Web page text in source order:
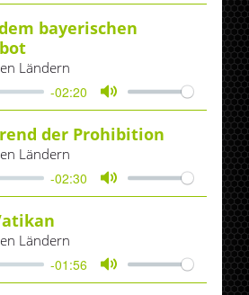
bayerischen
Ländern
-02:20
Mute
der Prohibition
Ländern
-02:30
Mute
Ländern
-01:56
Mute